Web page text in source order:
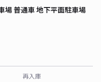
場 普通車 地下平面駐車場
再入庫